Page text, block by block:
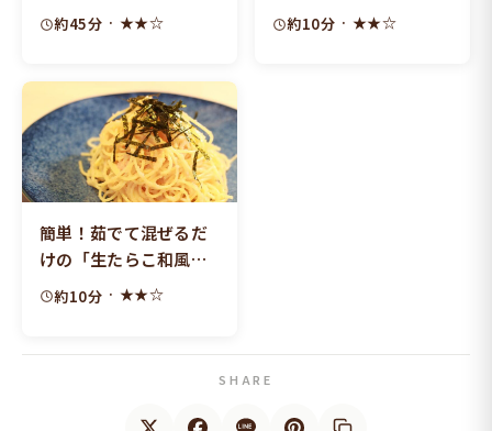
緒に）
約45分 · ★★☆
せ約10分 · ★★☆
簡単！茹でて混ぜるだ
けの「生たらこ和風パ
スタ」
約10分 · ★★☆
SHARE